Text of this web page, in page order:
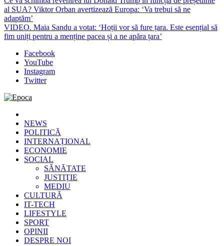
al SUA? Viktor Orban avertizează Europa: ‘Va trebui să ne
adaptăm’
VIDEO. Maia Sandu a votat: ‘Hoții vor să fure țara. Este esențial să
fim uniți pentru a menține pacea și a ne apăra țara’
Facebook
YouTube
Instagram
Twitter
Epoca
Cele mai noi știri online din România
NEWS
POLITICĂ
INTERNAȚIONAL
ECONOMIE
SOCIAL
SĂNĂTATE
JUSTIȚIE
MEDIU
CULTURĂ
IT-TECH
LIFESTYLE
SPORT
OPINII
DESPRE NOI